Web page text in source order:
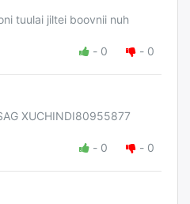
tuulai jiltei boovnii nuh
- 0 - 0
XUCHINDI80955877
- 0 - 0